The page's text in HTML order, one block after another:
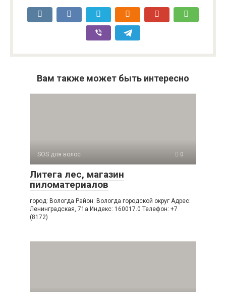
Вам также может быть интересно
SOS для волос 0
Литега лес, магазин
пиломатериалов
город: Вологда Район: Вологда городской округ Адрес:
Ленинградская, 71а Индекс: 160017.0 Телефон: +7
(8172)